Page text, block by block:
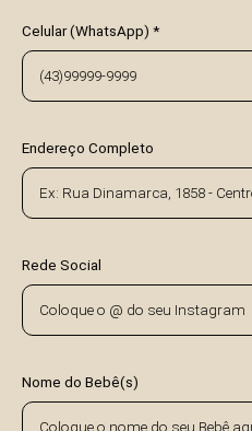
Celular (WhatsApp) *
Endereço Completo
Rede Social
Nome do Bebê(s)